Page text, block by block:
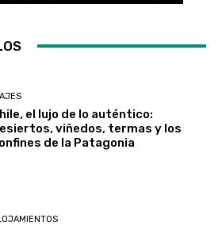
el lujo de lo auténtico:
viñedos, termas y los
de la Patagonia